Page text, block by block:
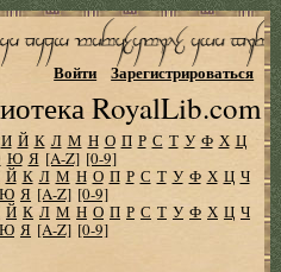
RoyalLib.com
Войти Зарегистрироваться
И Й К Л М Н О П Р С Т У Ф Х Ц
Ю Я [A-Z] [0-9]
Й К Л М Н О П Р С Т У Ф Х Ц Ч
Ю Я [A-Z] [0-9]
Й К Л М Н О П Р С Т У Ф Х Ц Ч
Ю Я [A-Z] [0-9]